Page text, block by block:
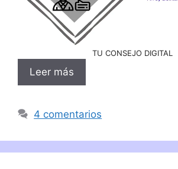
TU CONSEJO DIGITAL
Leer más
4 comentarios